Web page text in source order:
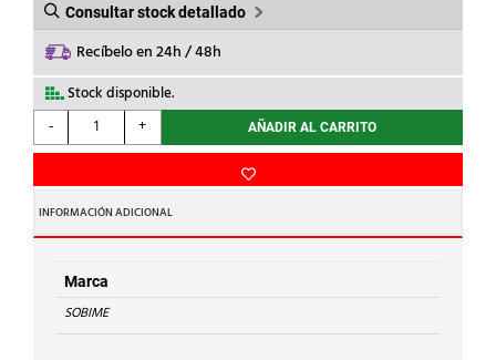
Consultar stock detallado
Recíbelo en 24h / 48h
Stock disponible.
-
SOBIME
-
LATON
1/4
cantidad
+ AÑADIR AL CARRITO
INFORMACIÓN ADICIONAL
Marca
SOBIME